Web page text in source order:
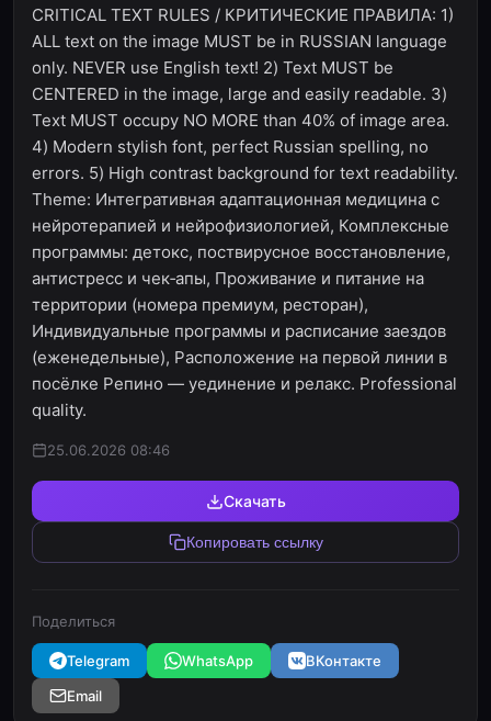
CRITICAL TEXT RULES / КРИТИЧЕСКИЕ ПРАВИЛА: 1)
ALL text on the image MUST be in RUSSIAN language
only. NEVER use English text! 2) Text MUST be
CENTERED in the image, large and easily readable. 3)
Text MUST occupy NO MORE than 40% of image area.
4) Modern stylish font, perfect Russian spelling, no
errors. 5) High contrast background for text readability.
Theme: Интегративная адаптационная медицина с
нейротерапией и нейрофизиологией, Комплексные
программы: детокс, поствирусное восстановление,
антистресс и чек‑апы, Проживание и питание на
территории (номера премиум, ресторан),
Индивидуальные программы и расписание заездов
(еженедельные), Расположение на первой линии в
посёлке Репино — уединение и релакс. Professional
quality.
25.06.2026 08:46
Скачать
Копировать ссылку
Поделиться
Telegram WhatsApp
ВКонтакте
Email